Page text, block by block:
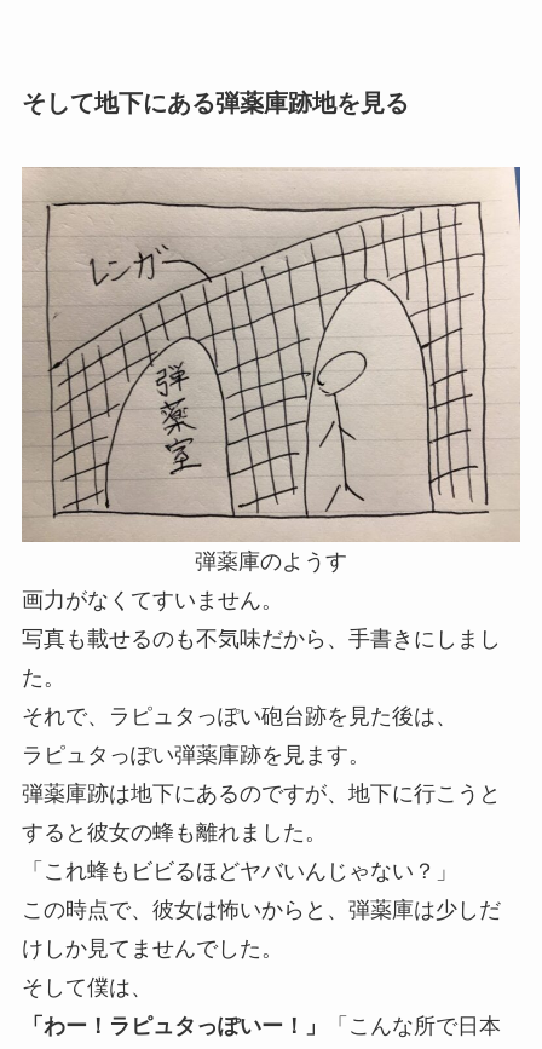
そして地下にある弾薬庫跡地を見る
弾薬庫のようす
画力がなくてすいません。
写真も載せるのも不気味だから、手書きにしまし
た。
それで、ラピュタっぽい砲台跡を見た後は、
ラピュタっぽい弾薬庫跡を見ます。
弾薬庫跡は地下にあるのですが、地下に行こうと
すると彼女の蜂も離れました。
「これ蜂もビビるほどヤバいんじゃない？」
この時点で、彼女は怖いからと、弾薬庫は少しだ
けしか見てませんでした。
そして僕は、
「わー！ラピュタっぽいー！」
「こんな所で日本